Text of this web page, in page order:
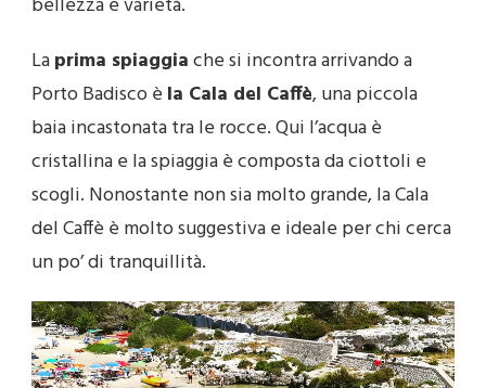
Laprima spiaggiache si incontra arrivando a
Porto Badisco è la Cala del Caffè, una piccola
baia incastonata tra le rocce. Qui l’acqua è
cristallina e la spiaggia è composta da ciottoli e
scogli. Nonostante non sia molto grande, la Cala
del Caffè è molto suggestiva e ideale per chi cerca
un po’ di tranquillità.